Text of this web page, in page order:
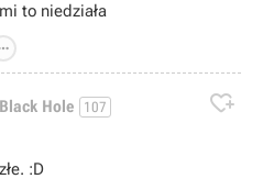
to niedziała
Hole 107 
:D